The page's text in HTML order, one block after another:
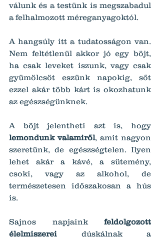
válunk és a testünk is megszabadul
a felhalmozott méreganyagoktól.
A hangsúly itt a tudatosságon van.
Nem feltétlenül akkor jó egy böjt,
ha csak leveket iszunk, vagy csak
gyümölcsöt eszünk napokig, sőt
ezzel akár több kárt is okozhatunk
az egészségünknek.
lemondunk valamiről, amit nagyon
szeretünk, de egészségtelen. Ilyen
lehet akár a kávé, a sütemény,
csoki, vagy az alkohol, de
természetesen időszakosan a hús
is.
Sajnos napjaink feldolgozott
élelmiszerei dúskálnak a